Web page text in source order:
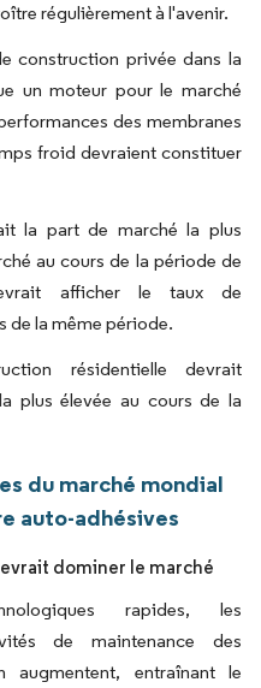
régulièrement à l'avenir.
construction privée dans la
un moteur pour le marché
des membranes
froid devraient constituer
la part de marché la plus
au cours de la période de
afficher le taux de
de la même période.
résidentielle devrait
plus élevée au cours de la
du marché mondial
auto-adhésives
dominer le marché
rapides, les
de maintenance des
augmentent, entraînant le